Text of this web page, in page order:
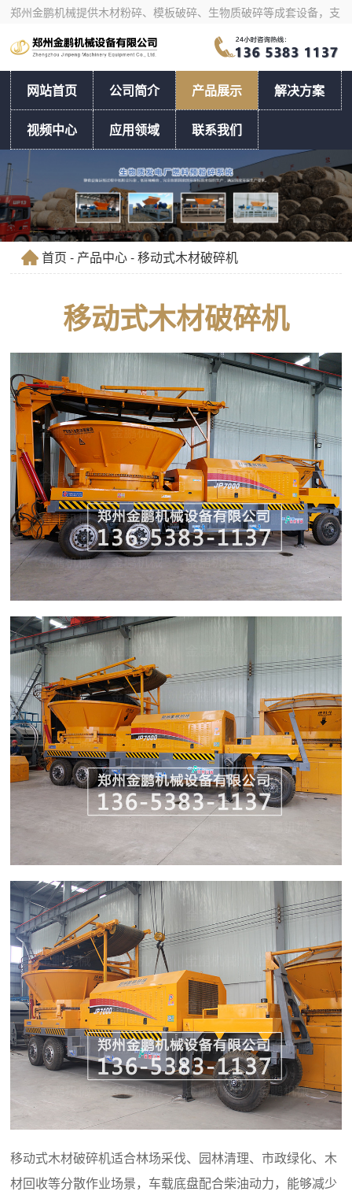
郑州金鹏机械提供木材粉碎、模板破碎、生物质破碎等成套设备，支
持物料试机、产量核算与工艺选型。
网站首页 公司简介 产品展示 解决方案
视频中心 应用领域 联系我们
首页 - 产品中心- 移动式木材破碎机
移动式木材破碎机
移动式木材破碎机适合林场采伐、园林清理、市政绿化、木
材回收等分散作业场景，车载底盘配合柴油动力，能够减少